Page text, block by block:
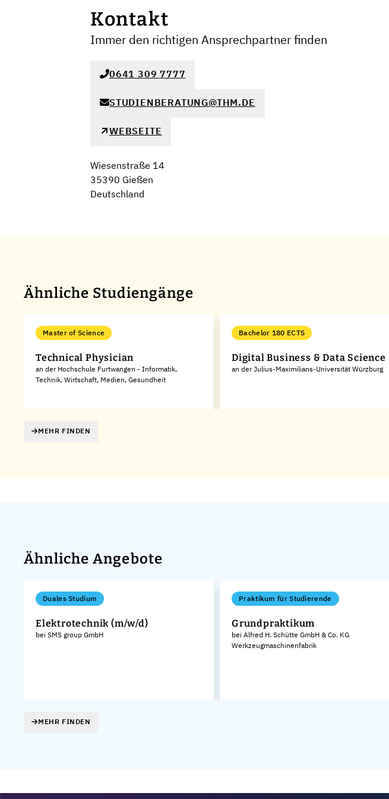
Kontakt
Immer den richtigen Ansprechpartner finden
0641 309 7777
STUDIENBERATUNG@THM.DE
WEBSEITE
Wiesenstraße 14
35390 Gießen
Deutschland
Ähnliche Studiengänge
Master of Science
Technical Physician
an der Hochschule Furtwangen - Informatik,
Technik, Wirtschaft, Medien, Gesundheit
Bachelor 180 ECTS
Digital Business & Data Science
an der Julius-Maximilians-Universität Würzburg
MEHR FINDEN
Ähnliche Angebote
Duales Studium
Elektrotechnik (m/w/d)
bei SMS group GmbH
Praktikum für Studierende
Grundpraktikum
bei Alfred H. Schütte GmbH & Co. KG
Werkzeugmaschinenfabrik
MEHR FINDEN